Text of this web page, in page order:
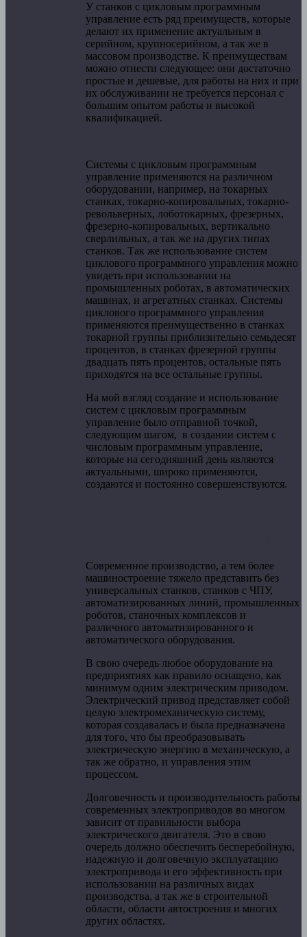
У станков с цикловым программным
управление есть ряд преимуществ, которые
делают их применение актуальным в
серийном, крупносерийном, а так же в
массовом производстве. К преимуществам
можно отнести следующее: они достаточно
простые и дешевые, для работы на них и при
их обслуживании не требуется персонал с
большим опытом работы и высокой
квалификацией.
Системы с цикловым программным
управление применяются на различном
оборудовании, например, на токарных
станках, токарно-копировальных, токарно-
револьверных, лоботокарных, фрезерных,
фрезерно-копировальных, вертикально
сверлильных, а так же на других типах
станков. Так же использование систем
циклового программного управления можно
увидеть при использовании на
промышленных роботах, в автоматических
машинах, и агрегатных станках. Системы
циклового программного управления
применяются преимущественно в станках
токарной группы приблизительно семьдесят
процентов, в станках фрезерной группы
двадцать пять процентов, остальные пять
приходятся на все остальные группы.
На мой взгляд создание и использование
систем с цикловым программным
управление было отправной точкой,
следующим шагом, в создании систем с
числовым программным управление,
которые на сегодняшний день являются
актуальными, широко применяются,
создаются и постоянно совершенствуются.
Современное производство, а тем более
машиностроение тяжело представить без
универсальных станков, станков с ЧПУ,
автоматизированных линий, промышленных
роботов, станочных комплексов и
различного автоматизированного и
автоматического оборудования.
В свою очередь любое оборудование на
предприятиях как правило оснащено, как
минимум одним электрическим приводом.
Электрический привод представляет собой
целую электромеханическую систему,
которая создавалась и была предназначена
для того, что бы преобразовывать
электрическую энергию в механическую, а
так же обратно, и управления этим
процессом.
Долговечность и производительность работы
современных электроприводов во многом
зависит от правильности выбора
электрического двигателя. Это в свою
очередь должно обеспечить бесперебойную,
надежную и долговечную эксплуатацию
электропривода и его эффективность при
использовании на различных видах
производства, а так же в строительной
области, области автостроения и многих
других областях.